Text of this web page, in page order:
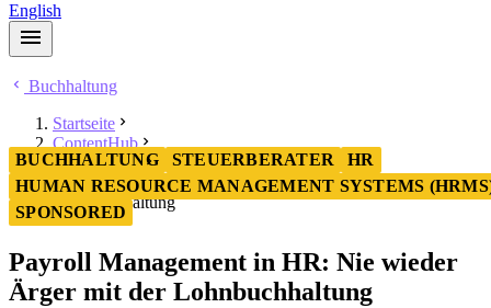
English
Buchhaltung
Startseite
ContentHub
Buchhaltung
Payroll Management in HR: Nie wieder Ärger mit der
Lohnbuchhaltung
BUCHHALTUNG STEUERBERATER
HR
HUMAN RESOURCE MANAGEMENT SYSTEMS
SPONSORED
Payroll Management in HR: Nie wieder
Ärger mit der Lohnbuchhaltung